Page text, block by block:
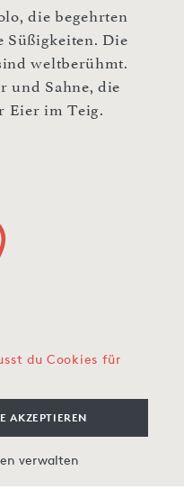
die begehrten
Die
weltberühmt.
und Sahne, die
Eier im Teig.
du Cookies für
AKZEPTIEREN
verwalten